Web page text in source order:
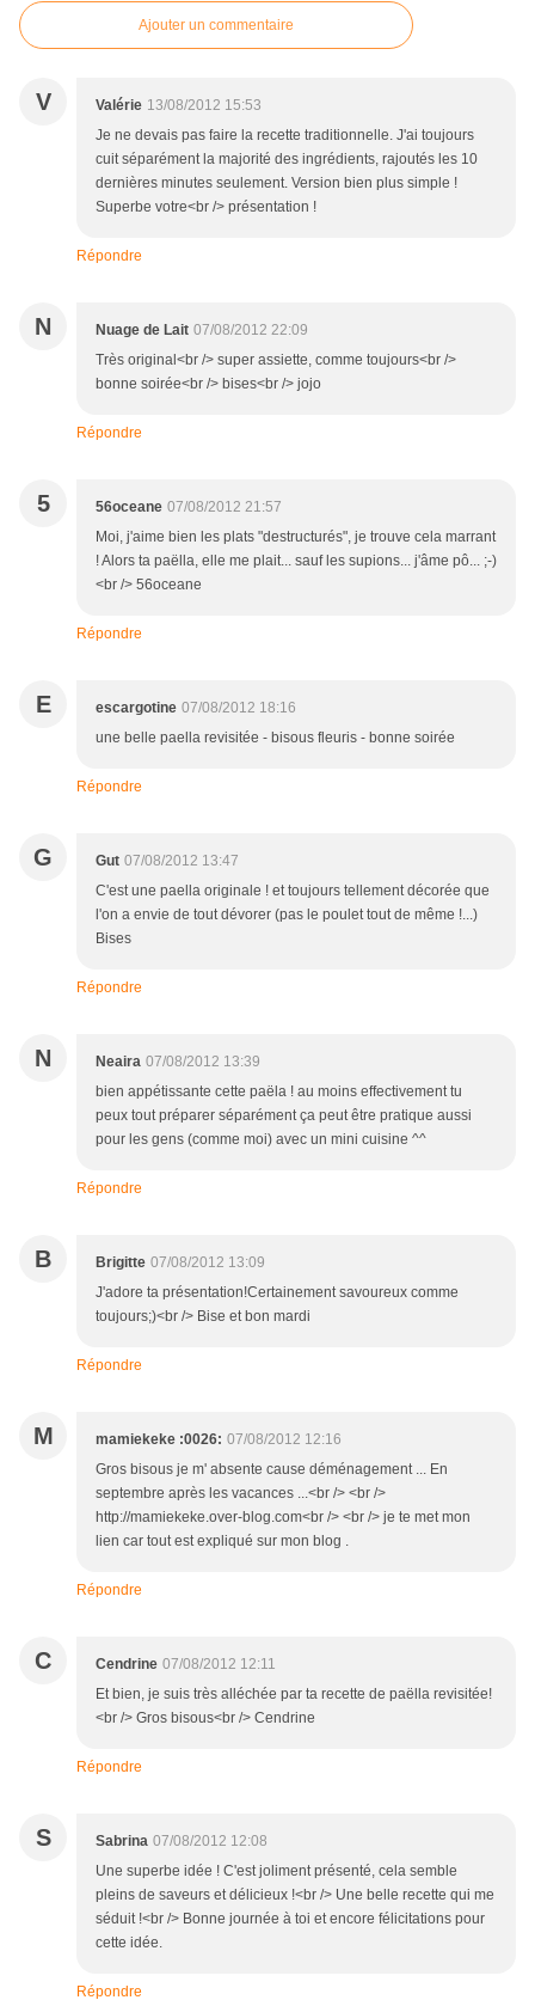
Ajouter un commentaire
V Valérie 13/08/2012 15:53
Je ne devais pas faire la recette traditionnelle. J'ai toujours
cuit séparément la majorité des ingrédients, rajoutés les 10
dernières minutes seulement. Version bien plus simple !
Superbe votre<br /> présentation !
Répondre
N Nuage de Lait 07/08/2012 22:09
Très original<br /> super assiette, comme toujours<br />
bonne soirée<br /> bises<br /> jojo
Répondre
5 56oceane 07/08/2012 21:57
Moi, j'aime bien les plats "destructurés", je trouve cela marrant
! Alors ta paëlla, elle me plait... sauf les supions... j'âme pô... ;-)
<br /> 56oceane
Répondre
E escargotine 07/08/2012 18:16
une belle paella revisitée - bisous fleuris - bonne soirée
Répondre
G Gut 07/08/2012 13:47
C'est une paella originale ! et toujours tellement décorée que
l'on a envie de tout dévorer (pas le poulet tout de même !...)
Bises
Répondre
N Neaira 07/08/2012 13:39
bien appétissante cette paëla ! au moins effectivement tu
peux tout préparer séparément ça peut être pratique aussi
pour les gens (comme moi) avec un mini cuisine ^^
Répondre
B Brigitte 07/08/2012 13:09
J'adore ta présentation!Certainement savoureux comme
toujours;)<br /> Bise et bon mardi
Répondre
M mamiekeke :0026: 07/08/2012 12:16
Gros bisous je m' absente cause déménagement ... En
septembre après les vacances ...<br /> <br />
http://mamiekeke.over-blog.com<br /> <br /> je te met mon
lien car tout est expliqué sur mon blog .
Répondre
C Cendrine 07/08/2012 12:11
Et bien, je suis très alléchée par ta recette de paëlla revisitée!
<br /> Gros bisous<br /> Cendrine
Répondre
S Sabrina 07/08/2012 12:08
Une superbe idée ! C'est joliment présenté, cela semble
pleins de saveurs et délicieux !<br /> Une belle recette qui me
séduit !<br /> Bonne journée à toi et encore félicitations pour
cette idée.
Répondre